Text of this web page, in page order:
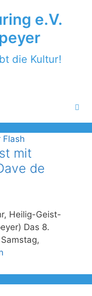
e.V.
die Kultur!
mit
de
Heilig-Geist-
Das 8.